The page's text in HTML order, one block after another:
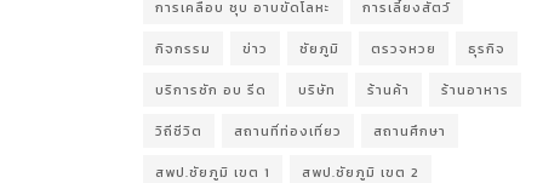
การเคลือบ ชุบ อาบขัดโลหะ การเลี้ยงสัตว์
กิจกรรม ข่าว ชัยภูมิ ตรวจหวย ธุรกิจ
บริการซัก อบ รีด บริษัท ร้านค้า ร้านอาหาร
วิถีชีวิต สถานที่ท่องเที่ยว สถานศึกษา
สพป.ชัยภูมิ เขต 1 สพป.ชัยภูมิ เขต 2